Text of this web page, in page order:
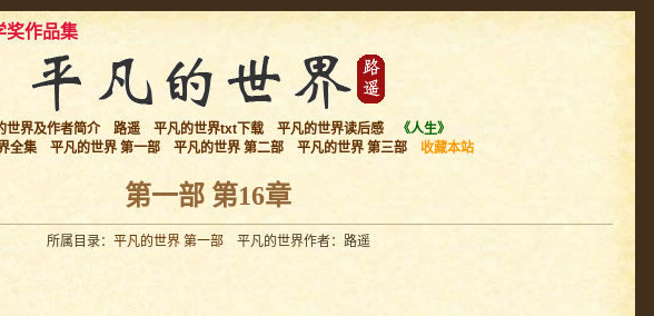
奖作品集
世界及作者简介 路遥 平凡的世界txt下载 平凡的世界读后感
《人生》
全集
平凡的世界 第一部 平凡的世界 第二部 平凡的世界 第三部 收藏本站
第一部 第16章
所属目录： 平凡的世界 第一部平凡的世界作者：路遥